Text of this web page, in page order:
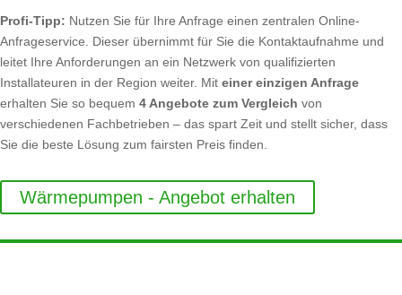
Profi-Tipp: Nutzen Sie für Ihre Anfrage einen zentralen Online-
Anfrageservice. Dieser übernimmt für Sie die Kontaktaufnahme und
leitet Ihre Anforderungen an ein Netzwerk von qualifizierten
Installateuren in der Region weiter. Mit einer einzigen Anfrage
erhalten Sie so bequem 4 Angebote zum Vergleich von
verschiedenen Fachbetrieben – das spart Zeit und stellt sicher, dass
Sie die beste Lösung zum fairsten Preis finden.
Wärmepumpen - Angebot erhalten